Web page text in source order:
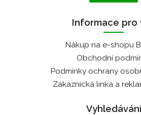
Informace pro
Nákup na e-shopu
Obchodní
Podmínky ochrany
Zákaznická linka a
Vyhledávání